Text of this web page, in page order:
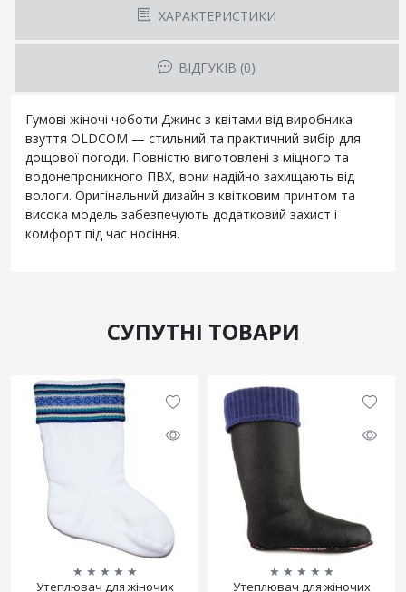
ХАРАКТЕРИСТИКИ
ВІДГУКІВ (0)
Гумові жіночі чоботи Джинс з квітами від виробника
взуття OLDCOM — стильний та практичний вибір для
дощової погоди. Повністю виготовлені з міцного та
водонепроникного ПВХ, вони надійно захищають від
вологи. Оригінальний дизайн з квітковим принтом та
висока модель забезпечують додатковий захист і
комфорт під час носіння.
СУПУТНІ ТОВАРИ
★ ★ ★ ★ ★
Утеплювач для жіночих
★ ★ ★ ★ ★
Утеплювач для жіночих